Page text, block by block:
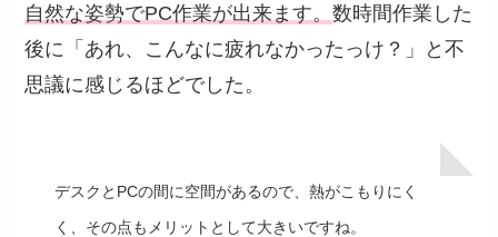
自然な姿勢でPC作業が出来ます。数時間作業した
後に「あれ、こんなに疲れなかったっけ？」と不
思議に感じるほどでした。
デスクとPCの間に空間があるので、熱がこもりにく
く、その点もメリットとして大きいですね。